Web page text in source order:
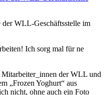
WLL-Geschäftsstelle im
Ich sorg mal für ne
Mitarbeiter_innen der WLL und
„Frozen Yoghurt“ aus
nicht, ohne auch ein Foto